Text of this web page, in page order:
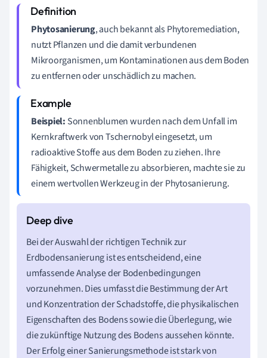
Phytosanierung, auch bekannt als Phytoremediation,
nutzt Pflanzen und die damit verbundenen
Mikroorganismen, um Kontaminationen aus dem Boden
zu entfernen oder unschädlich zu machen.
Beispiel: Sonnenblumen wurden nach dem Unfall im
Kernkraftwerk von Tschernobyl eingesetzt, um
radioaktive Stoffe aus dem Boden zu ziehen. Ihre
Fähigkeit, Schwermetalle zu absorbieren, machte sie zu
einem wertvollen Werkzeug in der Phytosanierung.
Bei der Auswahl der richtigen Technik zur
Erdbodensanierung ist es entscheidend, eine
umfassende Analyse der Bodenbedingungen
vorzunehmen. Dies umfasst die Bestimmung der Art
und Konzentration der Schadstoffe, die physikalischen
Eigenschaften des Bodens sowie die Überlegung, wie
die zukünftige Nutzung des Bodens aussehen könnte.
Der Erfolg einer Sanierungsmethode ist stark von